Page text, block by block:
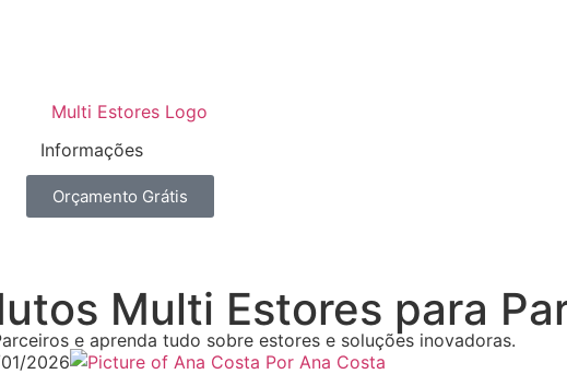
Informações
Orçamento Grátis
Multi Estores para
e aprenda tudo sobre estores e soluções inovadoras.
2026 Por Ana Costa